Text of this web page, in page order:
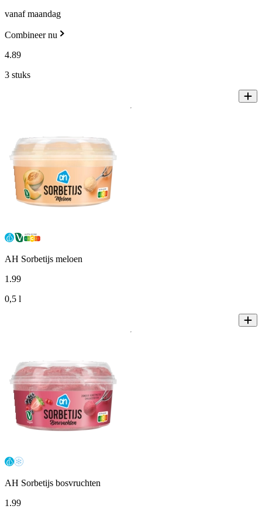
vanaf maandag
Combineer nu
4.89
3 stuks
AH Sorbetijs meloen
1 .99
0,5 l
AH Sorbetijs bosvruchten
1 .99